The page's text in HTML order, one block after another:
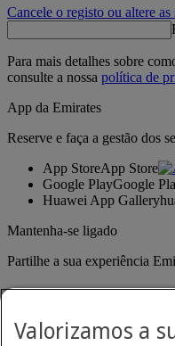
Cancele o registo ou altere as
Para mais detalhes sobre
consulte a nossa política de
App da Emirates
Reserve e faça a gestão dos
App StoreApp Store
Google PlayGoogle
Huawei App Gallery
Mantenha-se ligado
Partilhe a sua experiência
Valorizamos a